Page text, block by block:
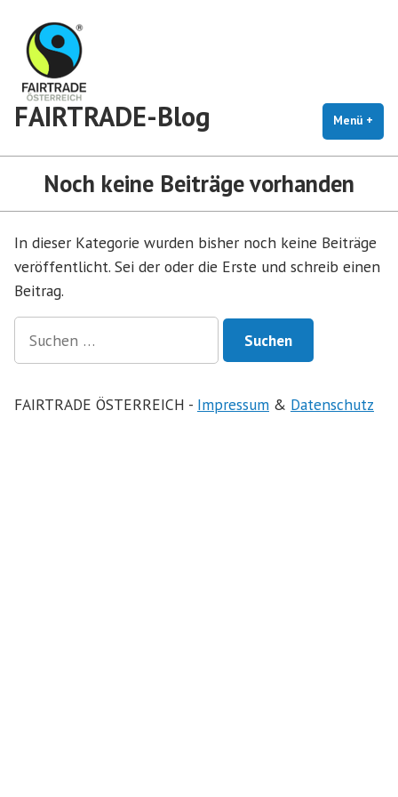
Inhalt
springen
FAIRTRADE-Blog Menü +
Noch keine Beiträge vorhanden
In dieser Kategorie wurden bisher noch keine Beiträge
veröffentlicht. Sei der oder die Erste und schreib einen
Beitrag.
nach:
FAIRTRADE ÖSTERREICH - Impressum & Datenschutz